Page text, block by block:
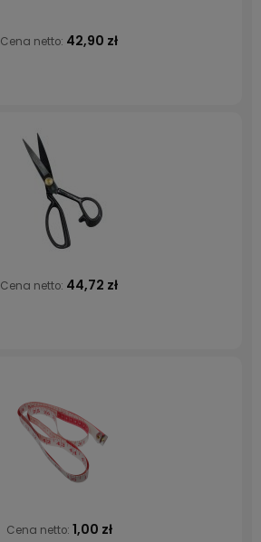
Cena netto: 42,90 zł
Cena netto: 44,72 zł
Cena netto: 1,00 zł